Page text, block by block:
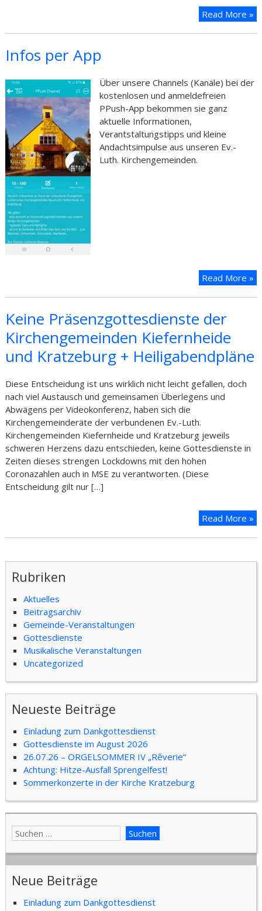
Read More »
Infos per App
Über unsere Channels (Kanäle) bei der
kostenlosen und anmeldefreien
PPush-App bekommen sie ganz
aktuelle Informationen,
Verantstaltungstipps und kleine
Andachtsimpulse aus unseren Ev.-
Luth. Kirchengemeinden.
Read More »
Keine Präsenzgottesdienste der
Kirchengemeinden Kiefernheide
und Kratzeburg + Heiligabendpläne
Diese Entscheidung ist uns wirklich nicht leicht gefallen, doch
nach viel Austausch und gemeinsamen Überlegens und
Abwägens per Videokonferenz, haben sich die
Kirchengemeinderäte der verbundenen Ev.-Luth.
Kirchengemeinden Kiefernheide und Kratzeburg jeweils
schweren Herzens dazu entschieden, keine Gottesdienste in
Zeiten dieses strengen Lockdowns mit den hohen
Coronazahlen auch in MSE zu verantworten. (Diese
Entscheidung gilt nur […]
Read More »
Rubriken
Aktuelles
Beitragsarchiv
Gemeinde-Veranstaltungen
Gottesdienste
Musikalische Veranstaltungen
Uncategorized
Neueste Beiträge
Einladung zum Dankgottesdienst
Gottesdienste im August 2026
26.07.26 – ORGELSOMMER IV „Rêverie“
Achtung: Hitze-Ausfall Sprengelfest!
Sommerkonzerte in der Kirche Kratzeburg
Neue Beiträge
Einladung zum Dankgottesdienst